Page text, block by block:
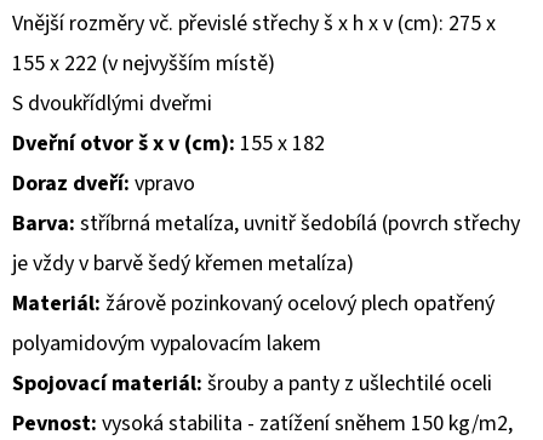
Vnější rozměry vč. převislé střechy š x h x v (cm): 275 x
155 x 222 (v nejvyšším místě)
S dvoukřídlými dveřmi
Dveřní otvor š x v (cm): 155 x 182
Doraz dveří: vpravo
Barva: stříbrná metalíza, uvnitř šedobílá (povrch střechy
je vždy v barvě šedý křemen metalíza)
Materiál: žárově pozinkovaný ocelový plech opatřený
polyamidovým vypalovacím lakem
Spojovací materiál: šrouby a panty z ušlechtilé oceli
Pevnost: vysoká stabilita - zatížení sněhem 150 kg/m2,
HLEDAT
D
O
P
O
R
U
Č
U
J